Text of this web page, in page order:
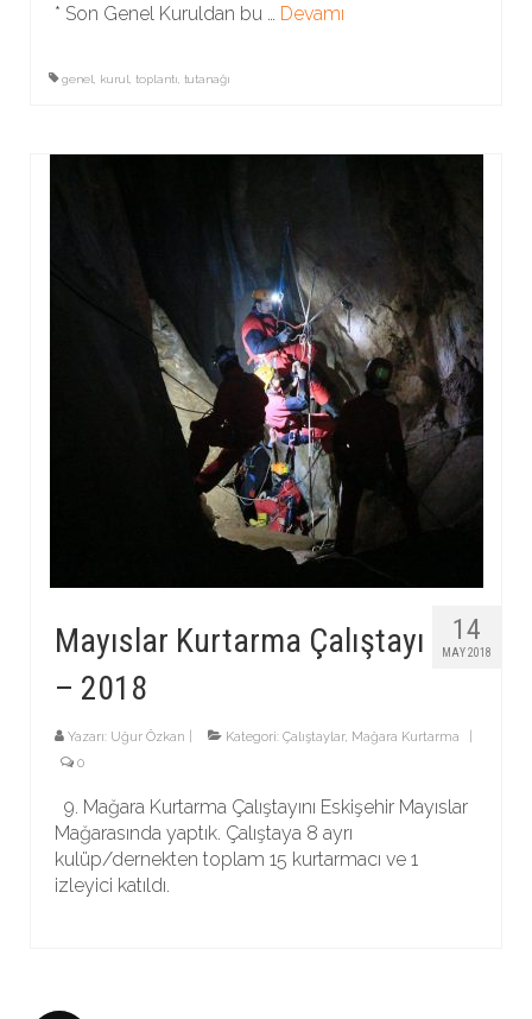
* Son Genel Kuruldan bu … Devamı
genel kurul toplantı tutanağı
14
MAY 2018
Mayıslar Kurtarma Çalıştayı
– 2018
Yazarı: Uğur Özkan Kategori: Çalıştaylar, Mağara Kurtarma
0
9. Mağara Kurtarma Çalıştayını Eskişehir Mayıslar
Mağarasında yaptık. Çalıştaya 8 ayrı
kulüp/dernekten toplam 15 kurtarmacı ve 1
izleyici katıldı.